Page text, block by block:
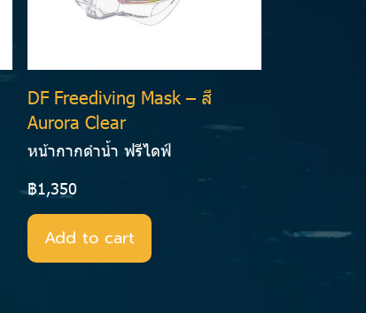
DF Freediving Mask – สี
Aurora Clear
หน้ากากดำน้ำ ฟรีไดฟ์
฿1,350
Add to cart